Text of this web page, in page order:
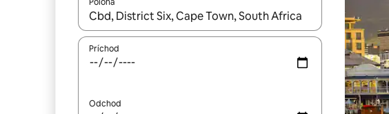
Keď budú výsledky k dispozícii, môžete si ich prechádzať
Príchod
Odchod